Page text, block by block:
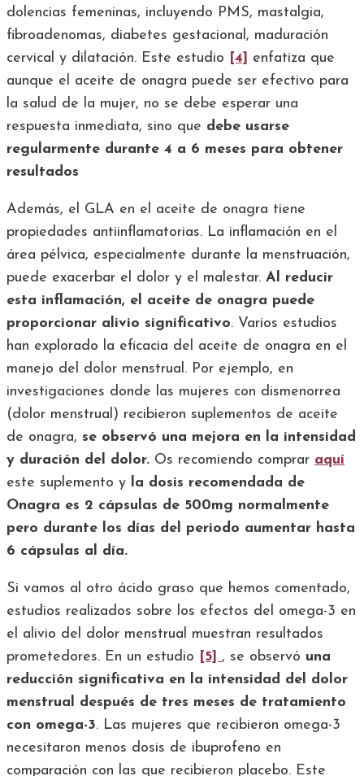
dolencias femeninas, incluyendo PMS, mastalgia,
fibroadenomas, diabetes gestacional, maduración
cervical y dilatación. Este estudio [4] enfatiza que
aunque el aceite de onagra puede ser efectivo para
la salud de la mujer, no se debe esperar una
respuesta inmediata, sino que debe usarse
regularmente durante 4 a 6 meses para obtener
resultados
Además, el GLA en el aceite de onagra tiene
propiedades antiinflamatorias. La inflamación en el
área pélvica, especialmente durante la menstruación,
puede exacerbar el dolor y el malestar. Al reducir
esta inflamación, el aceite de onagra puede
proporcionar alivio significativo. Varios estudios
han explorado la eficacia del aceite de onagra en el
manejo del dolor menstrual. Por ejemplo, en
investigaciones donde las mujeres con dismenorrea
(dolor menstrual) recibieron suplementos de aceite
de onagra, se observó una mejora en la intensidad
y duración del dolor. Os recomiendo comprar aquí
este suplemento y la dosis recomendada de
Onagra es 2 cápsulas de 500mg normalmente
pero durante los días del periodo aumentar hasta
6 cápsulas al día.
Si vamos al otro ácido graso que hemos comentado,
estudios realizados sobre los efectos del omega-3 en
el alivio del dolor menstrual muestran resultados
prometedores. En un estudio [5] , se observó una
reducción significativa en la intensidad del dolor
menstrual después de tres meses de tratamiento
con omega-3. Las mujeres que recibieron omega-3
necesitaron menos dosis de ibuprofeno en
comparación con las que recibieron placebo. Este